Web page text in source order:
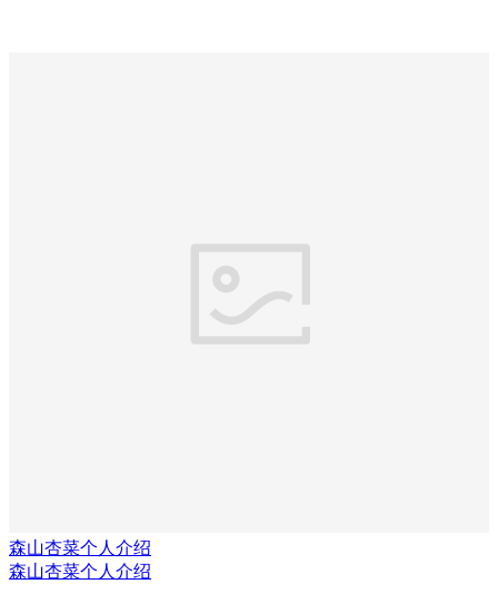
森山杏菜个人介绍
森山杏菜个人介绍